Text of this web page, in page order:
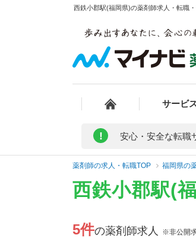
西鉄小郡駅(福岡県)の薬剤師求人・転職
サービ
! 安心・安全な転職
薬剤師の求人・転職TOP 福岡県の
西鉄小郡駅(
5件の薬剤師求人 ※非公開